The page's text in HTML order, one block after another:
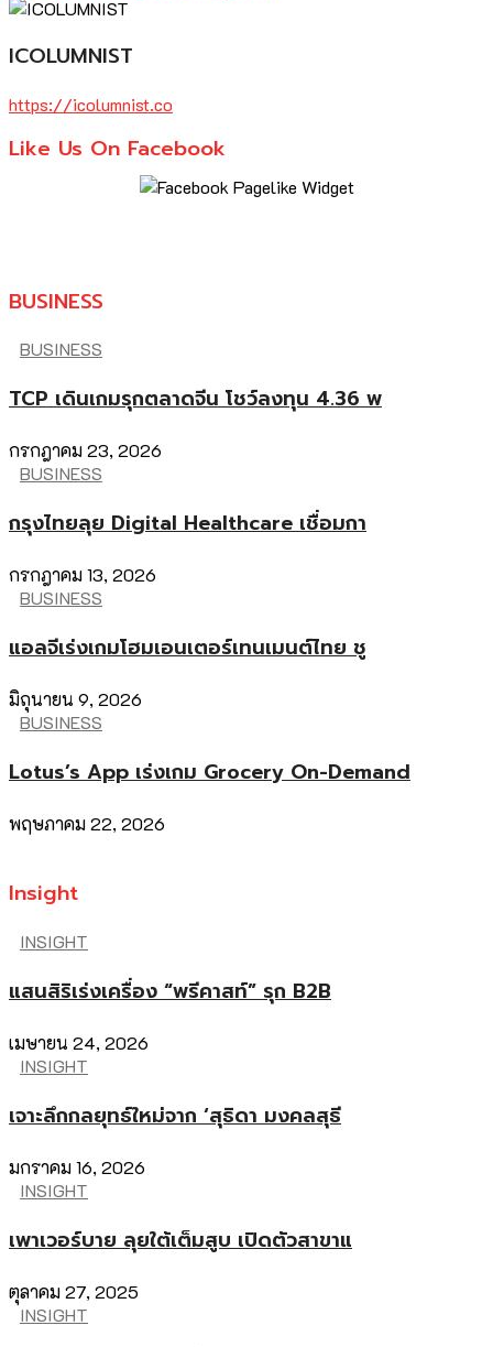
ICOLUMNIST
https://icolumnist.co
Like Us On Facebook
BUSINESS
BUSINESS
TCP เดินเกมรุกตลาดจีน โชว์ลงทุน 4.36 พ
กรกฎาคม 23, 2026
BUSINESS
กรุงไทยลุย Digital Healthcare เชื่อมกา
กรกฎาคม 13, 2026
BUSINESS
แอลจีเร่งเกมโฮมเอนเตอร์เทนเมนต์ไทย ชู
มิถุนายน 9, 2026
BUSINESS
Lotus’s App เร่งเกม Grocery On-Demand
พฤษภาคม 22, 2026
Insight
INSIGHT
แสนสิริเร่งเครื่อง “พรีคาสท์” รุก B2B
เมษายน 24, 2026
INSIGHT
เจาะลึกกลยุทธ์ใหม่จาก ‘สุธิดา มงคลสุธี
มกราคม 16, 2026
INSIGHT
เพาเวอร์บาย ลุยใต้เต็มสูบ เปิดตัวสาขาแ
ตุลาคม 27, 2025
INSIGHT